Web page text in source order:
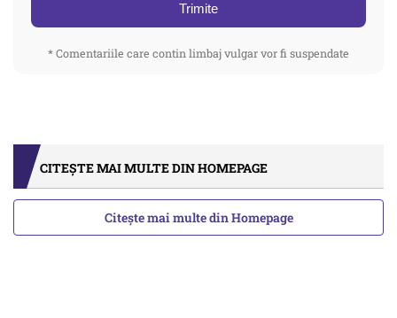
Trimite
* Comentariile care contin limbaj vulgar vor fi suspendate
CITEȘTE MAI MULTE DIN HOMEPAGE
Citește mai multe din Homepage